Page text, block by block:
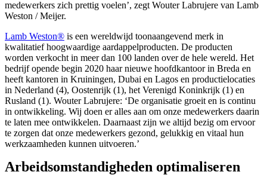
medewerkers zich prettig voelen’, zegt Wouter Labrujere van Lamb
Weston / Meijer.
Lamb Weston® is een wereldwijd toonaangevend merk in
kwalitatief hoogwaardige aardappelproducten. De producten
worden verkocht in meer dan 100 landen over de hele wereld. Het
bedrijf opende begin 2020 haar nieuwe hoofdkantoor in Breda en
heeft kantoren in Kruiningen, Dubai en Lagos en productielocaties
in Nederland (4), Oostenrijk (1), het Verenigd Koninkrijk (1) en
Rusland (1). Wouter Labrujere: ‘De organisatie groeit en is continu
in ontwikkeling. Wij doen er alles aan om onze medewerkers daarin
te laten mee ontwikkelen. Daarnaast zijn we altijd bezig om ervoor
te zorgen dat onze medewerkers gezond, gelukkig en vitaal hun
werkzaamheden kunnen uitvoeren.’
Arbeidsomstandigheden optimaliseren